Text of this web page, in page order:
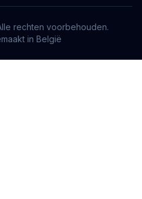
rechten voorbehouden.
in België